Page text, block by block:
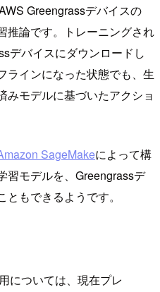
Greengrassデバイスの
推論です。トレーニングされ
デバイスにダウンロードし
ラインになった状態でも、生
みモデルに基づいたアクショ
SageMakeによって構
習モデルを、Greengrassデ
もできるようです。
については、現在プレ